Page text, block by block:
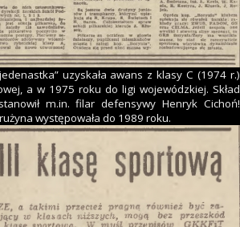
uzyskała awans z klasy C (1974 r.)
a w 1975 roku do ligi wojewódzkiej. Skład
m.in. filar defensywy Henryk Cichoń!
występowała do 1989 roku.